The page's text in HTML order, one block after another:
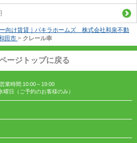
向け賃貸｜パキラホームズ 株式会社和泉不動
田市 > クレール幸
ージトップに戻る
営業時間:10:00～19:00
曜日（ご予約のお客様のみ）